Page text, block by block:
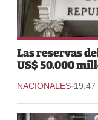
Las reservas
US$ 50.000
NACIONALES-19:47